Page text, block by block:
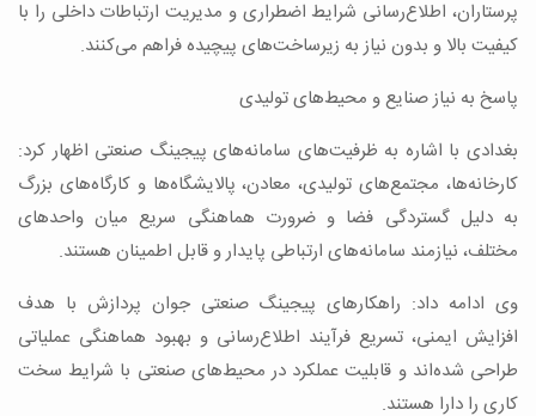
پرستاران، اطلاع‌رسانی شرایط اضطراری و مدیریت ارتباطات داخلی را با
کیفیت بالا و بدون نیاز به زیرساخت‌های پیچیده فراهم می‌کنند.
پاسخ به نیاز صنایع و محیط‌های تولیدی
بغدادی با اشاره به ظرفیت‌های سامانه‌های پیجینگ صنعتی اظهار کرد:
کارخانه‌ها، مجتمع‌های تولیدی، معادن، پالایشگاه‌ها و کارگاه‌های بزرگ
به دلیل گستردگی فضا و ضرورت هماهنگی سریع میان واحدهای
مختلف، نیازمند سامانه‌های ارتباطی پایدار و قابل اطمینان هستند.
وی ادامه داد: راهکارهای پیجینگ صنعتی جوان پردازش با هدف
افزایش ایمنی، تسریع فرآیند اطلاع‌رسانی و بهبود هماهنگی عملیاتی
طراحی شده‌اند و قابلیت عملکرد در محیط‌های صنعتی با شرایط سخت
کاری را دارا هستند.